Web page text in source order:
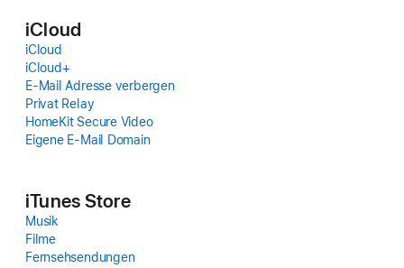
iCloud
iCloud
iCloud+
E‑Mail Adresse verbergen
Privat Relay
HomeKit Secure Video
Eigene E‑Mail Domain
iTunes Store
Musik
Filme
Fernseh­sendungen